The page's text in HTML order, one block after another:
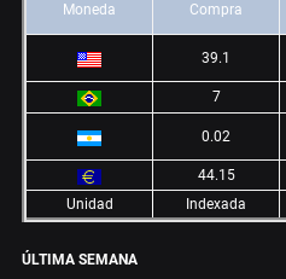
Moneda Compra
39.1
7
0.02
44.15
Unidad
Indexada
ÚLTIMA SEMANA